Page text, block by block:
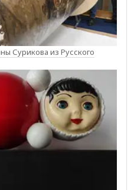
Сурикова из Русского